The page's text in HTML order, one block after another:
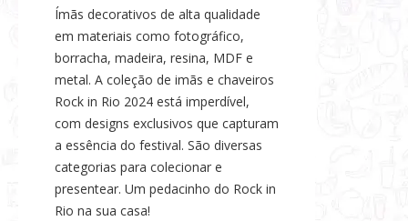
Ímãs decorativos de alta qualidade
em materiais como fotográfico,
borracha, madeira, resina, MDF e
metal. A coleção de imãs e chaveiros
Rock in Rio 2024 está imperdível,
com designs exclusivos que capturam
a essência do festival. São diversas
categorias para colecionar e
presentear. Um pedacinho do Rock in
Rio na sua casa!